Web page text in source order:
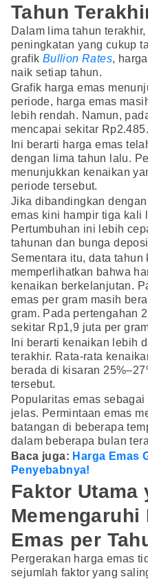
Tahun
Dalam lima tahun
peningkatan yang cukup
grafik Bullion Rates,
naik setiap tahun.
Grafik harga emas
periode, harga emas
lebih rendah. Namun,
mencapai sekitar
Ini berarti harga emas
dengan lima tahun lalu.
menunjukkan kenaikan
periode tersebut.
Jika dibandingkan
emas kini hampir tiga kali
Pertumbuhan ini lebih
tahunan dan bunga
Sementara itu, data tahun
memperlihatkan bahwa
kenaikan berkelanjutan.
emas per gram masih
gram. Pada pertengahan
sekitar Rp1,9 juta per
Ini berarti kenaikan lebih
terakhir. Rata-rata
berada di kisaran
tersebut.
Popularitas emas
jelas. Permintaan emas
batangan di beberapa
dalam beberapa bulan
Baca juga: Harga Emas
Penyebabnya!
Faktor Utama
Memengaruhi
Emas per
Pergerakan harga emas
sejumlah faktor yang